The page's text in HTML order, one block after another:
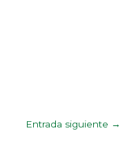
Entrada siguiente →